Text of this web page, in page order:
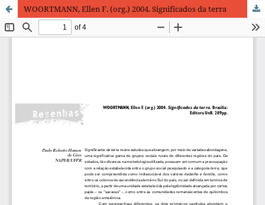
WOORTMANN, Ellen F. (org.) 2004. Significados da terra